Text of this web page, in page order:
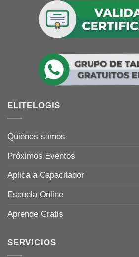
ELITELOGIS
Quiénes somos
Próximos Eventos
Aplica a Capacitador
Escuela Online
Aprende Gratis
SERVICIOS